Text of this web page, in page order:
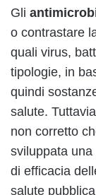
Gli
o contrastare
quali virus,
tipologie, in
quindi
salute.
non corretto
sviluppata
di efficacia
salute